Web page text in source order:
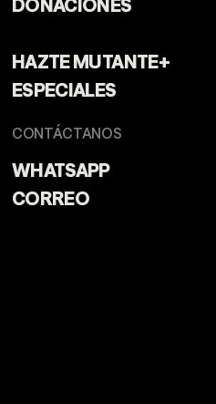
HAZTE MUTANTE+
ESPECIALES
CONTÁCTANOS
WHATSAPP
CORREO